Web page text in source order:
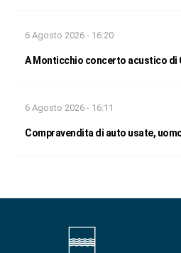
6 Agosto 2026 - 16:20
A Monticchio concerto acustico di
6 Agosto 2026 - 16:11
Compravendita di auto usate,